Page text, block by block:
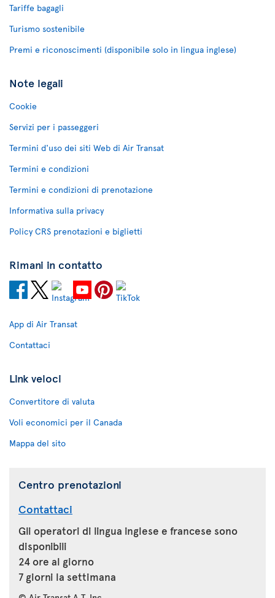
Tariffe bagagli
Turismo sostenibile
Premi e riconoscimenti (disponibile solo in lingua inglese)
Note legali
Cookie
Servizi per i passeggeri
Termini d'uso dei siti Web di Air Transat
Termini e condizioni
Termini e condizioni di prenotazione
Informativa sulla privacy
Policy CRS prenotazioni e biglietti
Rimani in contatto
App di Air Transat
Contattaci
Link veloci
Convertitore di valuta
Voli economici per il Canada
Mappa del sito
Centro prenotazioni
Contattaci
Gli operatori di lingua inglese e francese sono
disponibili
24 ore al giorno
7 giorni la settimana